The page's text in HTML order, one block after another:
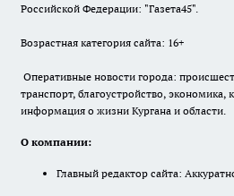
Российской Федерации: "Газета45".
Возрастная категория сайта: 16+
Оперативные новости города:
транспорт, благоустройство, экономика,
информация о жизни Кургана и области.
О компании:
Главный редактор сайта: